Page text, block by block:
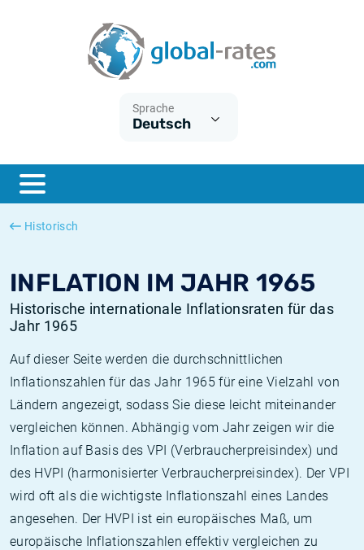
Sprache
Deutsch
Historisch
INFLATION IM JAHR 1965
Historische internationale Inflationsraten für das
Jahr 1965
Auf dieser Seite werden die durchschnittlichen
Inflationszahlen für das Jahr 1965 für eine Vielzahl von
Ländern angezeigt, sodass Sie diese leicht miteinander
vergleichen können. Abhängig vom Jahr zeigen wir die
Inflation auf Basis des VPI (Verbraucherpreisindex) und
des HVPI (harmonisierter Verbraucherpreisindex). Der VPI
wird oft als die wichtigste Inflationszahl eines Landes
angesehen. Der HVPI ist ein europäisches Maß, um
europäische Inflationszahlen effektiv vergleichen zu
ESTER
SONIA
Was ist die VPI-Inflation?
Was ist die HVPI-Inflation?
Deutsche inflation
Europäische inflation
Historische Euribor-Sätze
Historische ESTER-Sätze
Historische SOFR-Sätze
Historische SONIA-Sätze
Inflationsrechner